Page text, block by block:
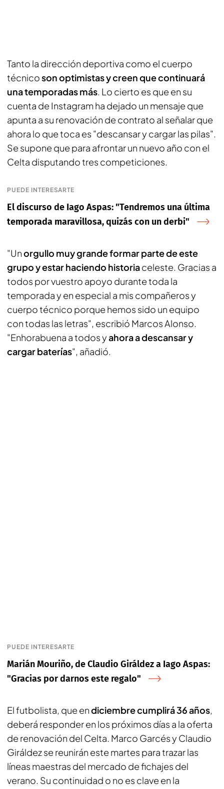
Tanto la dirección deportiva como el cuerpo
técnicoson optimistas y creen que continuará
una temporadas más. Lo cierto es que en su
cuenta de Instagram ha dejado un mensaje que
apunta a su renovación de contrato al señalar que
ahora lo que toca es "descansar y cargar las pilas".
Se supone que para afrontar un nuevo año con el
Celta disputando tres competiciones.
PUEDE INTERESARTE
El discurso de Iago Aspas: "Tendremos una última
temporada maravillosa, quizás con un derbi"
"Unorgullo muy grande formar parte de este
grupo y estar haciendo historiaceleste. Gracias a
todos por vuestro apoyo durante toda la
temporada y en especial a mis compañeros y
cuerpo técnico porque hemos sido un equipo
con todas las letras", escribió Marcos Alonso.
"Enhorabuena a todos yahora a descansar y
cargar baterías", añadió.
PUEDE INTERESARTE
Marián Mouriño, de Claudio Giráldez a Iago Aspas:
"Gracias por darnos este regalo"
El futbolista, que endiciembre cumplirá 36 años,
deberá responder en los próximos días a la oferta
de renovación del Celta. Marco Garcés y Claudio
Giráldez se reunirán este martes para trazar las
líneas maestras del mercado de fichajes del
verano. Su continuidad o no es clave en la